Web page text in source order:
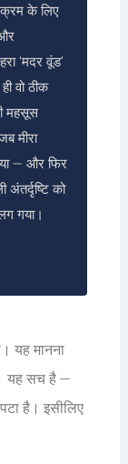
के लिए
‘मदर वूंड’
वो ठीक
महसूस
मीरा
— और फिर
को
गया।
यह मानना
यह सच है —
है। इसीलिए